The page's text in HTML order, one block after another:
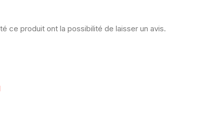
ce produit ont la possibilité de laisser un avis.